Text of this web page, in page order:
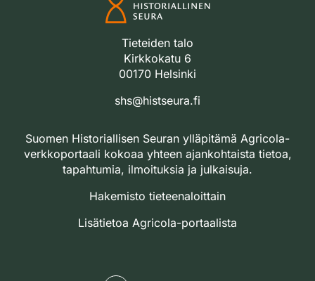
Tieteiden talo
Kirkkokatu 6
00170 Helsinki
shs@histseura.fi
Suomen Historiallisen Seuran ylläpitämä Agricola-
verkkoportaali kokoaa yhteen ajankohtaista tietoa,
tapahtumia, ilmoituksia ja julkaisuja.
Hakemisto tieteenaloittain
Lisätietoa Agricola-portaalista